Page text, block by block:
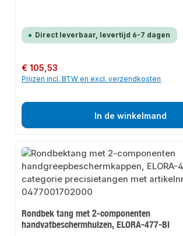
Direct leverbaar, levertijd 6-7 dagen
Normale prijs:
€ 105,53
Prijzen incl. BTW en excl. verzendkosten
In de winkelmand
Rondbek tang met 2-componenten
handvatbeschermhulzen, ELORA-477-BI